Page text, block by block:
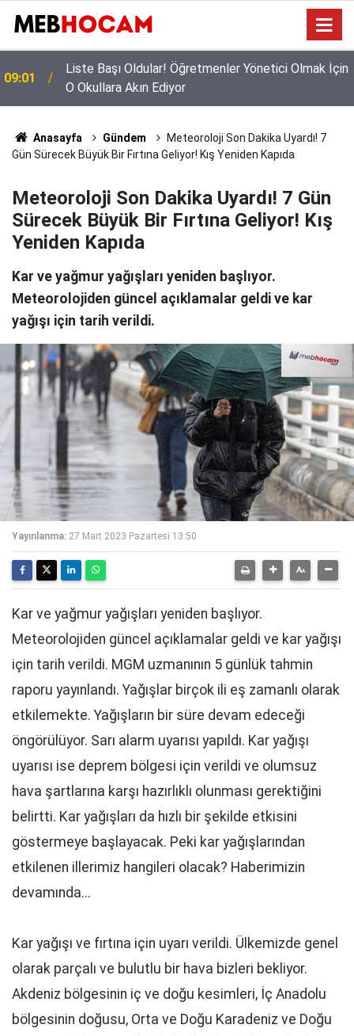
23:02
Mazeret Tayini Yapan Öğretmenler Dikkkat: Bu
Onayı Almayanların Tercihi İptal Olacak!
Anasayfa Gündem
Meteoroloji Son Dakika Uyardı! 7
Gün Sürecek Büyük Bir Fırtına Geliyor! Kış Yeniden Kapıda
Meteoroloji Son Dakika Uyardı! 7 Gün
Sürecek Büyük Bir Fırtına Geliyor! Kış
Yeniden Kapıda
Kar ve yağmur yağışları yeniden başlıyor.
Meteorolojiden güncel açıklamalar geldi ve kar
yağışı için tarih verildi.
Yayınlanma: 27 Mart 2023 Pazartesi 13:50
Kar ve yağmur yağışları yeniden başlıyor.
Meteorolojiden güncel açıklamalar geldi ve kar yağışı
için tarih verildi. MGM uzmanının 5 günlük tahmin
raporu yayınlandı. Yağışlar birçok ili eş zamanlı olarak
etkilemekte. Yağışların bir süre devam edeceği
öngörülüyor. Sarı alarm uyarısı yapıldı. Kar yağışı
uyarısı ise deprem bölgesi için verildi ve olumsuz
hava şartlarına karşı hazırlıklı olunması gerektiğini
belirtti. Kar yağışları da hızlı bir şekilde etkisini
göstermeye başlayacak. Peki kar yağışlarından
etkilenen illerimiz hangileri olacak? Haberimizin
devamında...
Kar yağışı ve fırtına için uyarı verildi. Ülkemizde genel
olarak parçalı ve bulutlu bir hava bizleri bekliyor.
Akdeniz bölgesinin iç ve doğu kesimleri, İç Anadolu
bölgesinin doğusu, Orta ve Doğu Karadeniz ve Doğu